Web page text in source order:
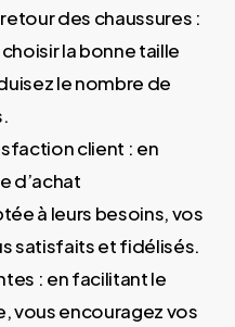
des chaussures :
la bonne taille
le nombre de
client : en
d’achat
à leurs besoins, vos
satisfaits et fidélisés.
: en facilitant le
vous encouragez vos